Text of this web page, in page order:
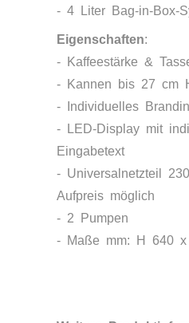
- 4 Liter Bag-in-Box-
Eigenschaften:
- Kaffeestärke &
- Kannen bis 27 cm
- Individuelles
- LED-Display mit
Eingabetext
- Universalnetzteil
Aufpreis möglich
- 2 Pumpen
- Maße mm: H 640